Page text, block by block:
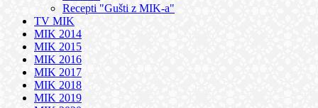
Recepti "Gušti z MIK-a"
TV MIK
MIK 2014
MIK 2015
MIK 2016
MIK 2017
MIK 2018
MIK 2019